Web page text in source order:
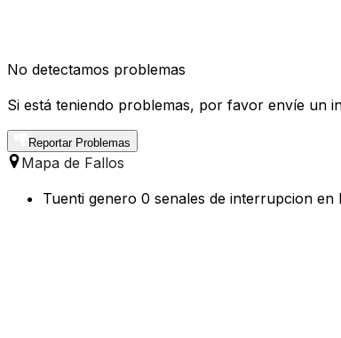
No detectamos problemas
Si está teniendo problemas, por favor envíe un
Reportar Problemas
Mapa de Fallos
Tuenti genero 0 senales de interrupcion